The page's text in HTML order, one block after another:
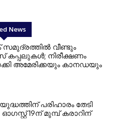
News
സമുദ്രത്തിൽ വീണ്ടും
കപ്പലുകൾ; നിരീക്ഷണം
അമേരിക്കയും കാനഡയും
പരിഹാരം തേടി
19ന് മുമ്പ് കരാറിന്